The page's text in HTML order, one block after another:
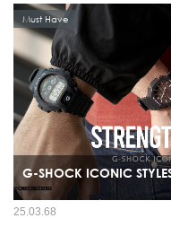
G-SHOCK ICONIC
หากพูดถึงนาฬิกาที่เป็นสัญลักษณ์แ
เลือนได้ นับตั้งแต่เปิดตัวในปี
Must Have
25.03.68